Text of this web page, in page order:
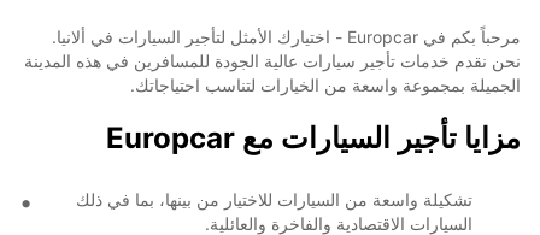
مرحباً بكم في Europcar - اختيارك الأمثل لتأجير السيارات في ألانيا.
نحن نقدم خدمات تأجير سيارات عالية الجودة للمسافرين في هذه المدينة
الجميلة بمجموعة واسعة من الخيارات لتناسب احتياجاتك.
مزايا تأجير السيارات مع Europcar
تشكيلة واسعة من السيارات للاختيار من بينها، بما في ذلك
السيارات الاقتصادية والفاخرة والعائلية.